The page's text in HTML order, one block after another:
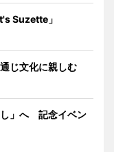
Suzette」
じ文化に親しむ
し」へ 記念イベン